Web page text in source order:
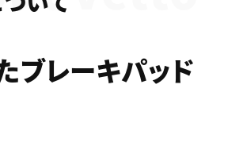
ブレーキパッド